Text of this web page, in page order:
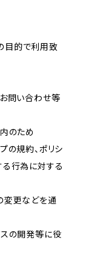
目的で利用致
お問い合わせ等
のため
の規約、ポリシ
る行為に対する
変更などを通
スの開発等に役